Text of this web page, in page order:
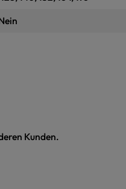
5 Sternen
Kunden.